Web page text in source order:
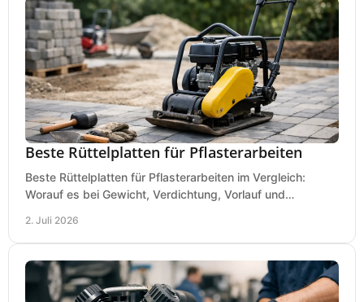
Beste Rüttelplatten für Pflasterarbeiten
Beste Rüttelplatten für Pflasterarbeiten im Vergleich:
Worauf es bei Gewicht, Verdichtung, Vorlauf und
2. Juli 2026